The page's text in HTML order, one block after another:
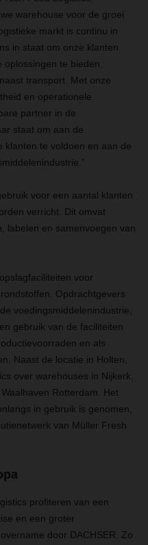
warehouse voor de groei
markt is continu in
in staat om onze klanten
te bieden,
transport. Met onze
en operationele
partner in de
staat om aan de
klanten te voldoen en aan de
voor een aantal klanten
verricht. Dit omvat
labelen en samenvoegen van
voor
Opdrachtgevers
voedingsmiddelenindustrie,
gebruik van de faciliteiten
en als
Naast de locatie in Holten,
over warehouses in Nijkerk,
Rotterdam. Het
in gebruik is genomen,
van Müller Fresh
profiteren van een
en een groter
door DACHSER. Zo